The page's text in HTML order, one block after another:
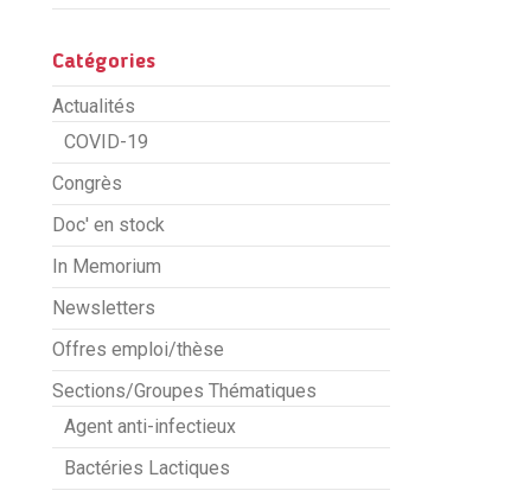
Catégories
Actualités
COVID-19
Congrès
Doc' en stock
In Memorium
Newsletters
Offres emploi/thèse
Sections/Groupes Thématiques
Agent anti-infectieux
Bactéries Lactiques